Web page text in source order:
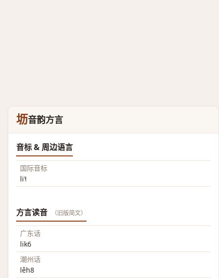
坜音韵方言
音标 & 周边语言
国际音标
li˥˧
方言读音 （旧版简文）
广东话
lik6
潮州话
lêh8